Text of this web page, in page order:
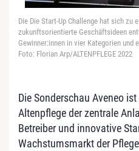
Die Die Start-Up Challenge hat sich zu
zukunftsorientierte Geschäftsideen
Gewinner:innen in vier Kategorien und
Foto: Florian Arp/ALTENPFLEGE 2022
Die Sonderschau Aveneo
Altenpflege der zentrale
Betreiber und innovative
Wachstumsmarkt der